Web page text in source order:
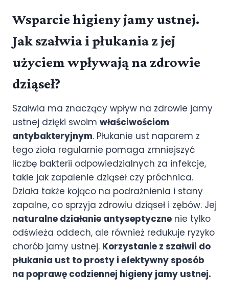
Wsparcie higieny jamy ustnej.
Jak szałwia i płukania z jej
użyciem wpływają na zdrowie
dziąseł?
Szałwia ma znaczący wpływ na zdrowie jamy
ustnej dzięki swoim właściwościom
antybakteryjnym. Płukanie ust naparem z
tego zioła regularnie pomaga zmniejszyć
liczbę bakterii odpowiedzialnych za infekcje,
takie jak zapalenie dziąseł czy próchnica.
Działa także kojąco na podrażnienia i stany
zapalne, co sprzyja zdrowiu dziąseł i zębów. Jej
naturalne działanie antyseptyczne nie tylko
odświeża oddech, ale również redukuje ryzyko
chorób jamy ustnej. Korzystanie z szałwii do
płukania ust to prosty i efektywny sposób
na poprawę codziennej higieny jamy ustnej.